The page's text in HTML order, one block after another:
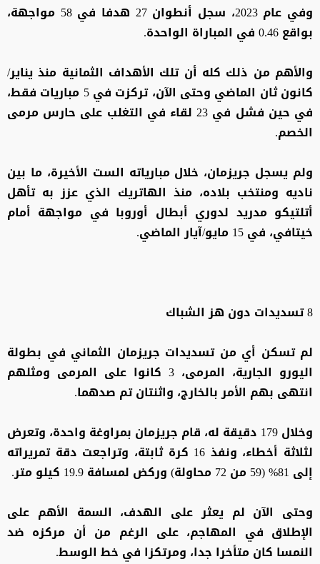
وفي عام 2023، سجل أنطوان 27 هدفا في 58 مواجهة،
بواقع 0.46 في المباراة الواحدة.
والأهم من ذلك كله أن تلك الأهداف الثمانية منذ يناير/
كانون ثان الماضي وحتى الآن، تركزت في 5 مباريات فقط،
في حين فشل في 23 لقاء في التغلب على حارس مرمى
الخصم.
ولم يسجل جريزمان، خلال مبارياته الست الأخيرة، ما بين
ناديه ومنتخب بلاده، منذ الهاتريك الذي عزز به تأهل
أتلتيكو مدريد لدوري أبطال أوروبا في مواجهة أمام
خيتافي، في 15 مايو/آيار الماضي.
8 تسديدات دون هز الشباك
لم تسكن أي من تسديدات جريزمان الثماني في بطولة
اليورو الجارية، المرمى، 3 كانوا على المرمى ومثلهم
انتهى بهم الأمر بالخارج، واثنتان تم صدهما.
وخلال 179 دقيقة له، قام جريزمان بمراوغة واحدة، وتعرض
لثلاثة أخطاء، ونفذ 16 كرة ثابتة، وتراجعت دقة تمريراته
إلى 81% (59 من 72 محاولة) وركض لمسافة 19.9 كيلو متر.
وحتى الآن لم يعثر على الهدف، السمة الأهم على
الإطلاق في المهاجم، على الرغم من أن مركزه ضد
النمسا كان متأخرا جدا، ومرتكزا في خط الوسط.